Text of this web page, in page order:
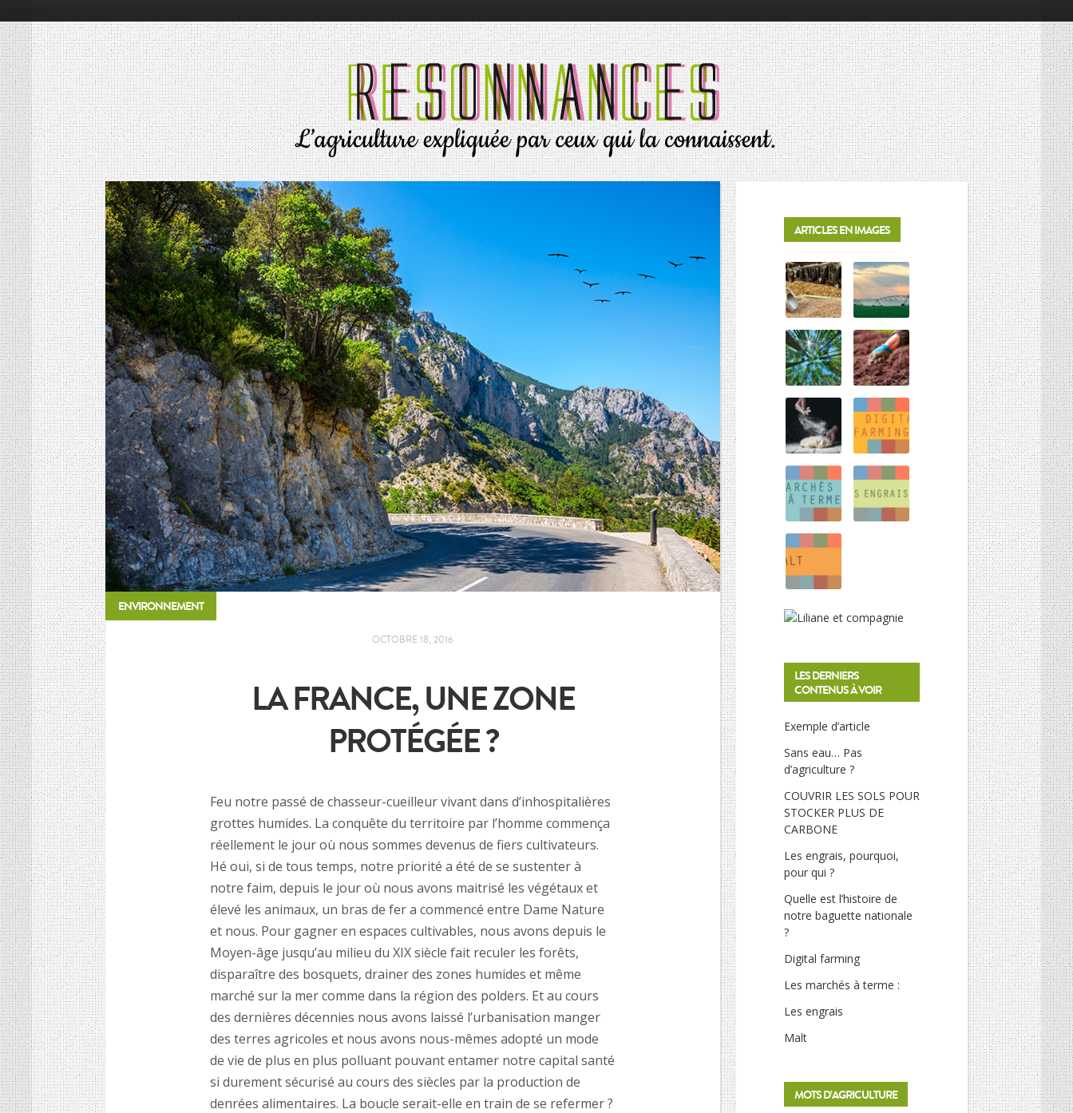
RÉSONNANCES
ALIMENTATION
ÉCONOMIE
ENVIRONNEMENT
INNOVATION
PORTRAITS
SOCIÉTÉ
MOTS D’AGRICULTURE
L’AGRICULTURE EN BREF
LES CONNAISSEURS
VIE DES CULTURES
HISTOIRE DES CULTURES
L’association
Et si on parlait un peu d’agriculture ?
Inscriptions newsletter, questions…
Mentions Légales
Google+
RÉSONNANCES
ALIMENTATION
ÉCONOMIE
ENVIRONNEMENT
PORTRAITS
SOCIÉTÉ
MOTS D’AGRICULTURE
L’AGRICULTURE EN BREF
LES CONNAISSEURS
VIE DES CULTURES
HISTOIRE DES CULTURES
L’association
Et si on parlait un peu d’agriculture ?
Inscriptions newsletter, questions…
Mentions Légales
ENVIRONNEMENT
OCTOBRE 18, 2016
LA FRANCE, UNE ZONE
PROTÉGÉE ?
Feu notre passé de chasseur-cueilleur vivant dans d’inhospitalières
grottes humides. La conquête du territoire par l’homme commença
réellement le jour où nous sommes devenus de fiers cultivateurs.
Hé oui, si de tous temps, notre priorité a été de se sustenter à
notre faim, depuis le jour où nous avons maitrisé les végétaux et
élevé les animaux, un bras de fer a commencé entre Dame Nature
et nous. Pour gagner en espaces cultivables, nous avons depuis le
Moyen-âge jusqu’au milieu du XIX siècle fait reculer les forêts,
disparaître des bosquets, drainer des zones humides et même
marché sur la mer comme dans la région des polders. Et au cours
des dernières décennies nous avons laissé l’urbanisation manger
des terres agricoles et nous avons nous-mêmes adopté un mode
de vie de plus en plus polluant pouvant entamer notre capital santé
si durement sécurisé au cours des siècles par la production de
denrées alimentaires. La boucle serait-elle en train de se refermer ?
ARTICLES EN IMAGES
LES DERNIERS
CONTENUS À VOIR
Exemple d’article
Sans eau… Pas
d’agriculture ?
COUVRIR LES SOLS POUR
STOCKER PLUS DE
CARBONE
Les engrais, pourquoi,
pour qui ?
Quelle est l’histoire de
notre baguette nationale
?
Digital farming
Les marchés à terme :
Les engrais
Malt
MOTS D’AGRICULTURE